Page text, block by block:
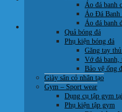
0707 22 77 93
Chưa có sản phẩm trong giỏ
Quay trở lại cửa hàng
Áo đá banh
Áo Đá
Áo đá banh
Quả bóng đá
Phụ kiện bóng đá
Găng tay
Vớ đá banh,
Bảo vệ ống
Giày sân cỏ nhân tạo
Gym – Sport wear
Dụng cụ tập gym
Phụ kiện tập gym